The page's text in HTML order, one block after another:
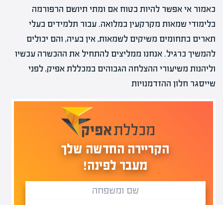
כאמור אי אפשר להיות בטוח אם ומתי תיושם הרפורמה
בלימודי שמאות מקרקעין במלואה. עבור תלמידים בעלי
תארים בתחומים משיקים לשמאות, אין בעיה, והם יכולים
להמשיך כרגיל. אנחנו ממליצים להתחיל את ההכשרה עכשיו
וליהנות משיעורי ההצלחה הגבוהים במכללת אפיק, לפני
שייסגר חלון ההזדמנויות
הקריירה החדשה שלך
מעבר לפינה!